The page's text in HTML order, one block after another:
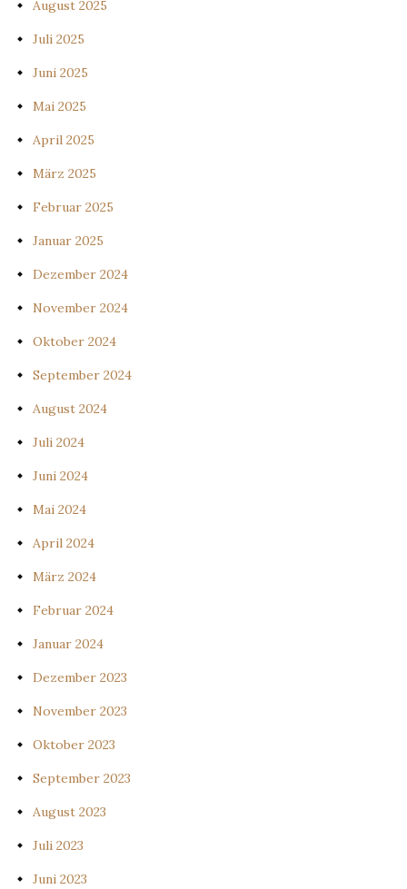
August 2025
Juli 2025
Juni 2025
Mai 2025
April 2025
März 2025
Februar 2025
Januar 2025
Dezember 2024
November 2024
Oktober 2024
September 2024
August 2024
Juli 2024
Juni 2024
Mai 2024
April 2024
März 2024
Februar 2024
Januar 2024
Dezember 2023
November 2023
Oktober 2023
September 2023
August 2023
Juli 2023
Juni 2023